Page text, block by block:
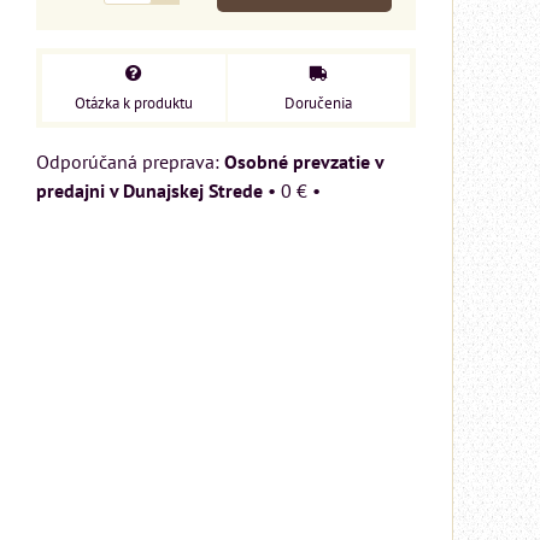
Otázka k produktu Doručenia
Osobné prevzatie v
predajni v Dunajskej Strede • 0 € •